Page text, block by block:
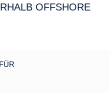
OFFSHORE